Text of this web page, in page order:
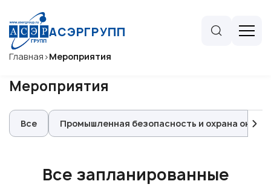
АСЭРГРУПП
Главная >Мероприятия
Мероприятия
Все Промышленная безопасность и охрана
Все запланированные